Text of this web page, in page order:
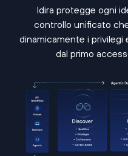
Idira protegge ogni
controllo unificato
dinamicamente i privilegi
dal primo